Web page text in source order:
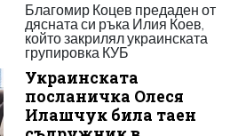
Благомир Коцев предаден от
дясната си ръка Илия Коев,
който закрилял украинската
групировка КУБ
Украинската
посланичка Олеся
Илашчук била таен